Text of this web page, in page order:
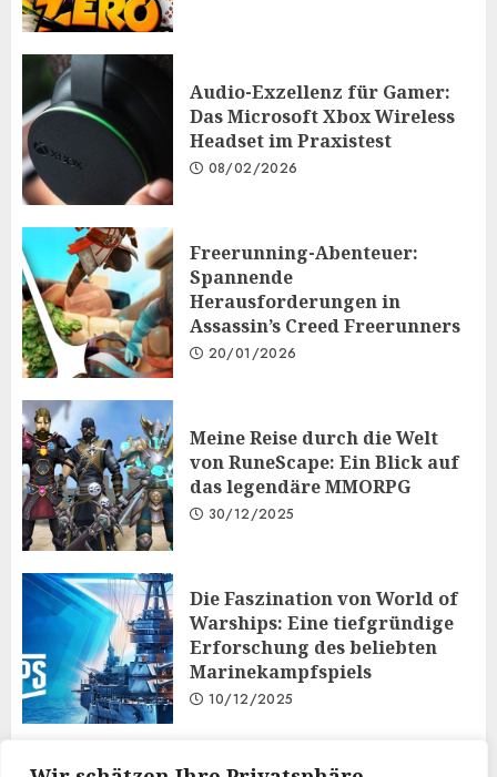
Audio-Exzellenz für Gamer:
Das Microsoft Xbox Wireless
Headset im Praxistest
08/02/2026
Freerunning-Abenteuer:
Spannende
Herausforderungen in
Assassin’s Creed Freerunners
20/01/2026
Meine Reise durch die Welt
von RuneScape: Ein Blick auf
das legendäre MMORPG
30/12/2025
Die Faszination von World of
Warships: Eine tiefgründige
Erforschung des beliebten
Marinekampfspiels
10/12/2025
Taktisches Denken und